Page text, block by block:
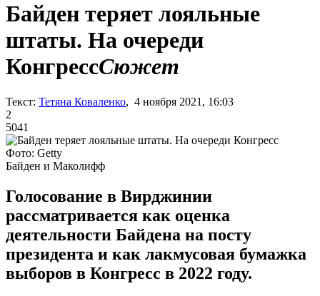
Байден теряет лояльные
штаты. На очереди
КонгрессСюжет
Текст: Тетяна Коваленко, 4 ноября 2021, 16:03
2
5041
Фото: Getty
Байден и Маколифф
Голосование в Вирджинии
рассматривается как оценка
деятельности Байдена на посту
президента и как лакмусовая бумажка
выборов в Конгресс в 2022 году.